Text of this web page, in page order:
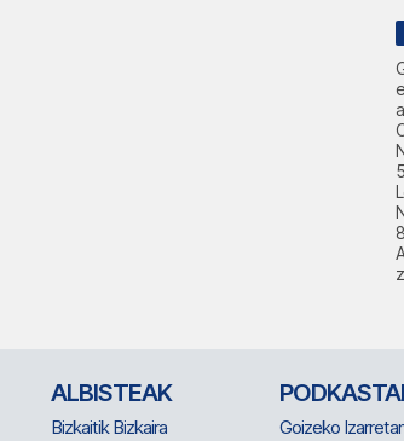
ALBISTEAK
Bizkaitik Bizkaira
Goizeko